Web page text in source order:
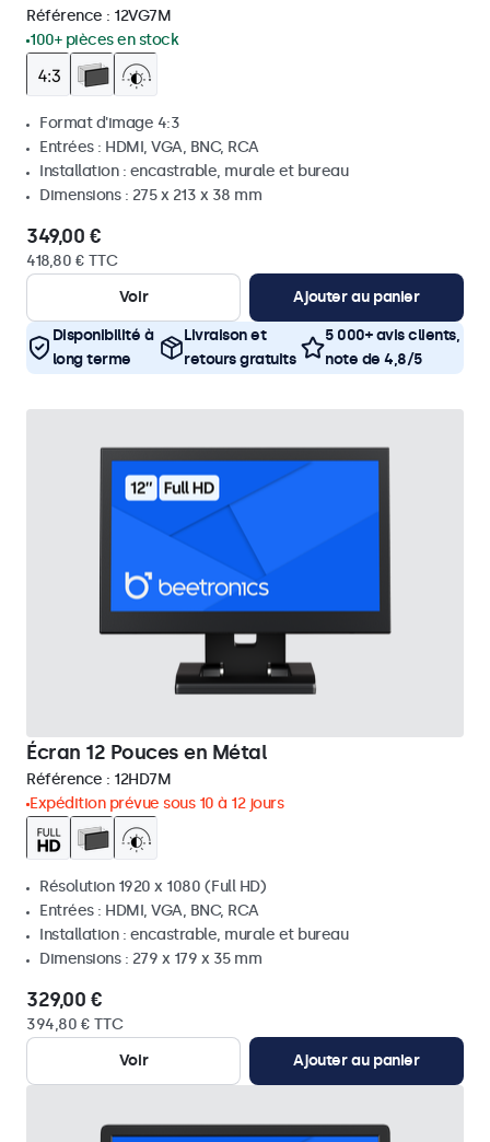
Référence : 12VG7M
100+ pièces en stock
Format d'image 4:3
Entrées : HDMI, VGA, BNC, RCA
Installation : encastrable, murale et bureau
Dimensions : 275 x 213 x 38 mm
349,00 €
418,80 € TTC
Voir
Ajouter au panier
Disponibilité à
long terme
Livraison et
retours gratuits
5 000+ avis clients,
note de 4,8/5
Écran 12 Pouces en Métal
Référence : 12HD7M
Expédition prévue sous 10 à 12 jours
Résolution 1920 x 1080 (Full HD)
Entrées : HDMI, VGA, BNC, RCA
Installation : encastrable, murale et bureau
Dimensions : 279 x 179 x 35 mm
329,00 €
394,80 € TTC
Voir
Ajouter au panier